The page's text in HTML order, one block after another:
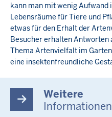
kann man mit wenig Aufwand
Lebensräume für Tiere und
etwas für den Erhalt der
Besucher erhalten Antworten
Thema Artenvielfalt im
eine insektenfreundliche
Weitere
Informationen